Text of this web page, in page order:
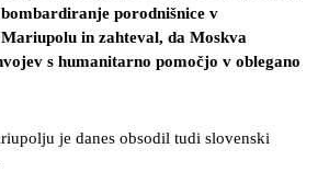
porodnišnice v
in zahteval, da Moskva
s humanitarno pomočjo v oblegano
je danes obsodil tudi slovenski